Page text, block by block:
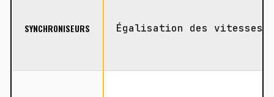
SYNCHRONISEURS Égalisation des vitesses